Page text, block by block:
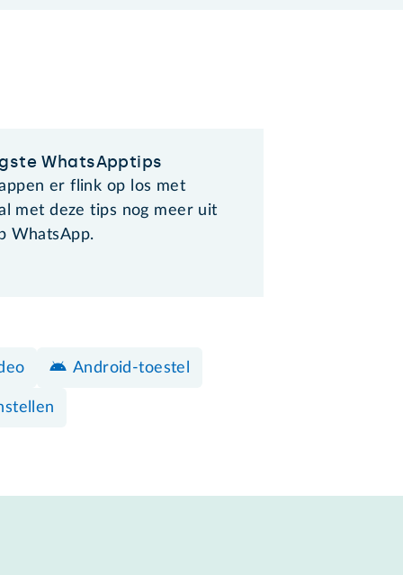
WhatsApptips
er flink op los met
met deze tips nog meer uit
WhatsApp.
Android-toestel